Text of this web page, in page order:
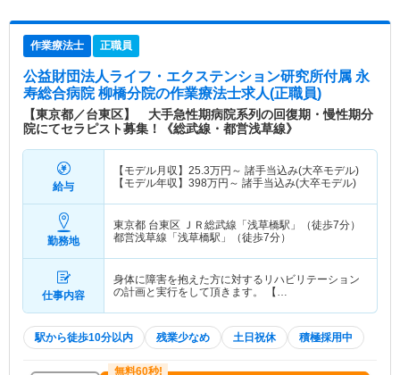
作業療法士 正職員
公益財団法人ライフ・エクステンション研究所付属 永
寿総合病院 柳橋分院の作業療法士求人(正職員)
【東京都／台東区】 大手急性期病院系列の回復期・慢性期分
院にてセラピスト募集！《総武線・都営浅草線》
給与
【モデル月収】 25.3万円～
【モデル年収】 398万円～ 諸手当込み(大卒モデル)
勤務地
東京都 台東区 ＪＲ総武線「浅草橋駅」（徒歩7分）
都営浅草線「浅草橋駅」（徒歩7分）
仕事内容
身体に障害を抱えた方に対するリハビリテーション
の計画と実行をして頂きます。 【…
駅から徒歩10分以内 残業少なめ 土日祝休 積極採用中